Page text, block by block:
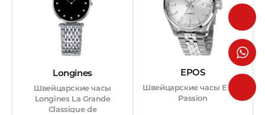
Longines
Швейцарские часы
Longines La Grande
Classique de
EPOS
Швейцарские часы EPOS
Passion